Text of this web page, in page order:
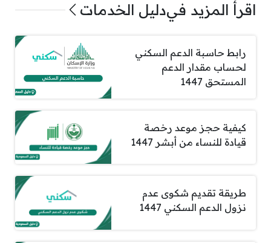
اقرأ المزيد فيدليل الخدمات
رابط حاسبة الدعم السكني
لحساب مقدار الدعم
المستحق 1447
كيفية حجز موعد رخصة
قيادة للنساء من أبشر 1447
طريقة تقديم شكوى عدم
نزول الدعم السكني 1447